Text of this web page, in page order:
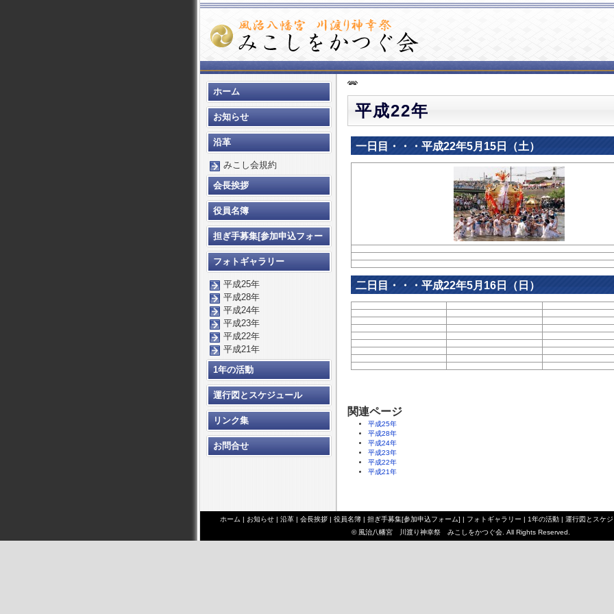
平成22年
一日目・・・平成22年5月15日（土）
二日目・・・平成22年5月16日（日）
関連ページ
平成25年
平成28年
平成24年
平成23年
平成22年
平成21年
ホーム
お知らせ
沿革
みこし会規約
会長挨拶
役員名簿
担ぎ手募集[参加申込フォー
ム]
フォトギャラリー
平成25年
平成28年
平成24年
平成23年
平成22年
平成21年
1年の活動
運行図とスケジュール
リンク集
お問合せ
ホーム | お知らせ | 沿革 | 会長挨拶 | 役員名簿 | 担ぎ手募集[参加申込フォーム] | フォトギャラリー | 1年の活動 | 運行図とスケ
© 風治八幡宮 川渡り神幸祭 みこしをかつぐ会. All Rights Reserved.